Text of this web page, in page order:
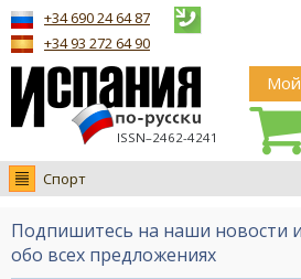
ISSN–2462-4241
+34 690 24 64 87
+34 93 272 64 90
Мой
Спорт
Новости
Интервью
Подпишитесь на наши новости
обо всех предложениях